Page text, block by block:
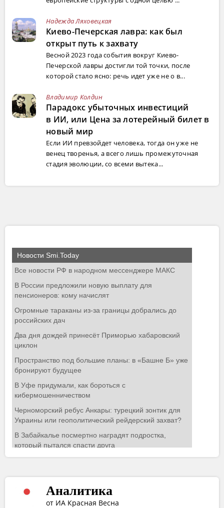
Надежда Ляховецкая
Киево-Печерская лавра: как был
открыт путь к захвату
Весной 2023 года события вокруг Киево-
Печерской лавры достигли той точки, после
которой стало ясно: речь идет уже не о в...
Владимир Колдин
Парадокс убыточных инвестиций
в ИИ, или Цена за лотерейный билет в
новый мир
Если ИИ превзойдет человека, тогда он уже не
венец творенья, а всего лишь промежуточная
стадия эволюции, со всеми вытека...
Аналитика
от ИА Красная Весна